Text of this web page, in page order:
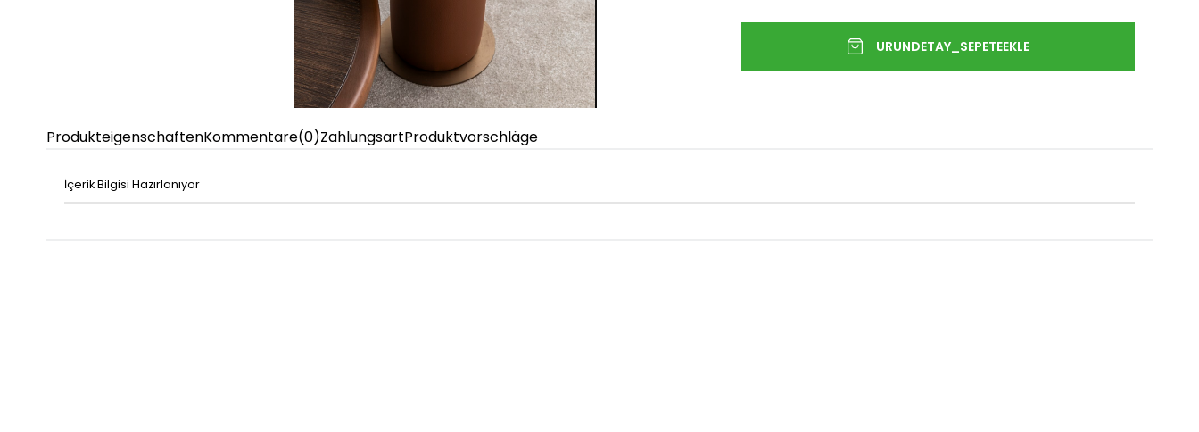
ProdukteigenschaftenKommentare(0)ZahlungsartProduktvorschläge
İçerik Bilgisi Hazırlanıyor